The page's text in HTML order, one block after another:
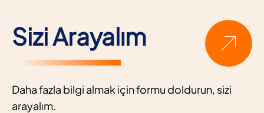
Sizi Arayalım
Daha fazla bilgi almak için formu doldurun, sizi
arayalım.